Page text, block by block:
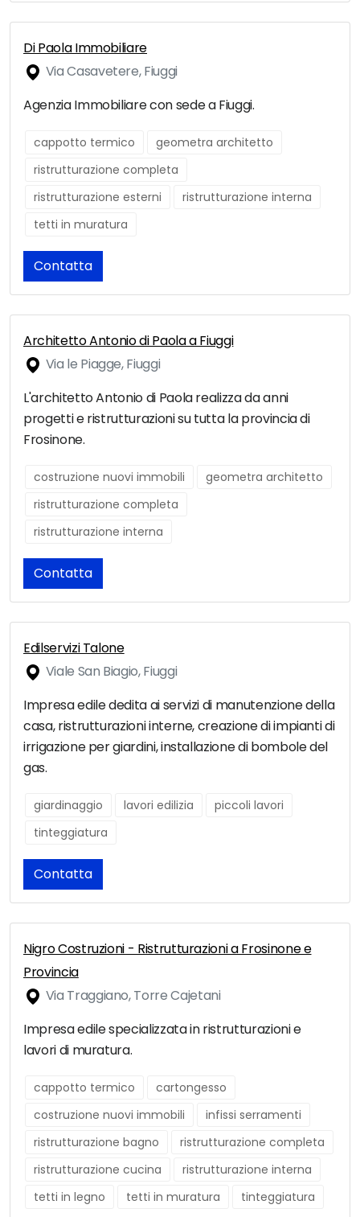
Di Paola Immobiliare
Via Casavetere, Fiuggi
Agenzia Immobiliare con sede a Fiuggi.
cappotto termico
geometra architetto
ristrutturazione completa
ristrutturazione esterni
ristrutturazione interna
tetti in muratura
Contatta
Architetto Antonio di Paola a Fiuggi
Via le Piagge, Fiuggi
L'architetto Antonio di Paola realizza da anni
progetti e ristrutturazioni su tutta la provincia di
Frosinone.
costruzione nuovi immobili
geometra architetto
ristrutturazione completa
ristrutturazione interna
Contatta
Edilservizi Talone
Viale San Biagio, Fiuggi
Impresa edile dedita ai servizi di manutenzione della
casa, ristrutturazioni interne, creazione di impianti di
irrigazione per giardini, installazione di bombole del
gas.
giardinaggio lavori edilizia
piccoli lavori
tinteggiatura
Contatta
Nigro Costruzioni - Ristrutturazioni a Frosinone e
Provincia
Via Traggiano, Torre Cajetani
Impresa edile specializzata in ristrutturazioni e
lavori di muratura.
cappotto termico
cartongesso
costruzione nuovi immobili
infissi serramenti
ristrutturazione bagno
ristrutturazione completa
ristrutturazione cucina
ristrutturazione interna
tetti in legno
tetti in muratura tinteggiatura